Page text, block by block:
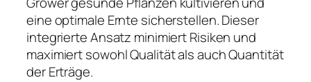
eine optimale Ernte sicherstellen. Dieser
integrierte Ansatz minimiert Risiken und
maximiert sowohl Qualität als auch Quantität
der Erträge.